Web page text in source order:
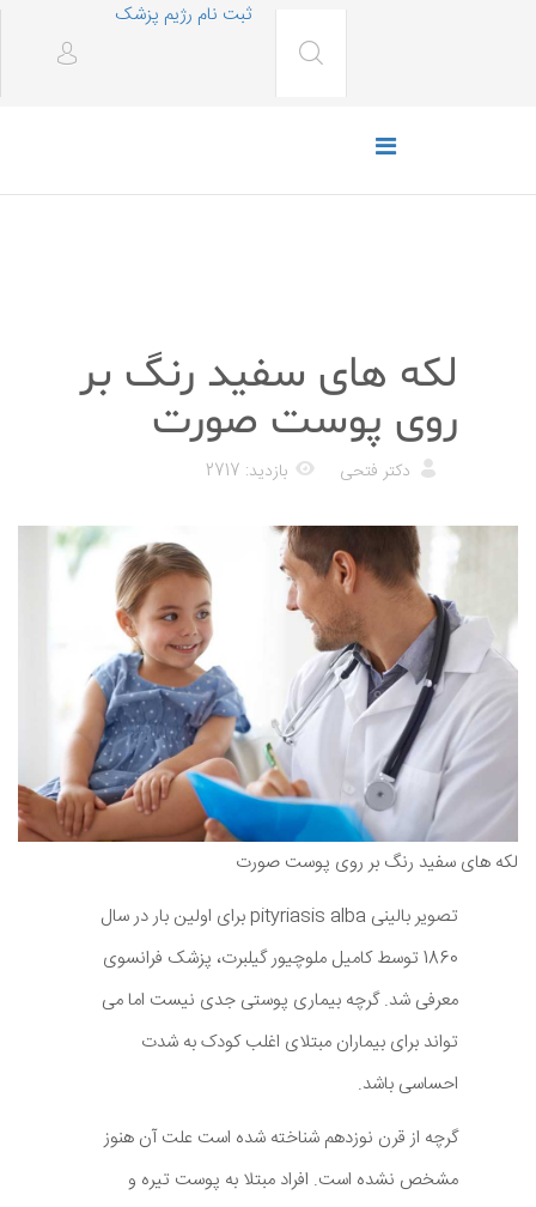
ثبت نام رژیم پزشک
لکه های سفید رنگ بر
روی پوست صورت
دکتر فتحی بازدید: 2717
لکه های سفید رنگ بر روی پوست صورت
تصویر بالینی pityriasis alba برای اولین بار در سال
1860 توسط کامیل ملوچیور گیلبرت، پزشک فرانسوی
معرفی شد. گرچه بیماری پوستی جدی نیست اما می
تواند برای بیماران مبتلای اغلب کودک به شدت
احساسی باشد.
گرچه از قرن نوزدهم شناخته شده است علت آن هنوز
مشخص نشده است. افراد مبتلا به پوست تیره و